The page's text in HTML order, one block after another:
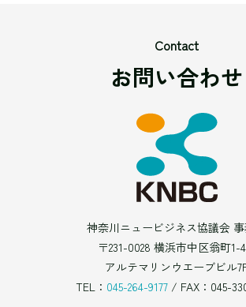
Contact
お問い合わせ
神奈川ニュービジネス協議会
〒231-0028 横浜市中区翁町1-
アルテマリンウエーブビル
TEL： 045-264-9177 / FAX：045-